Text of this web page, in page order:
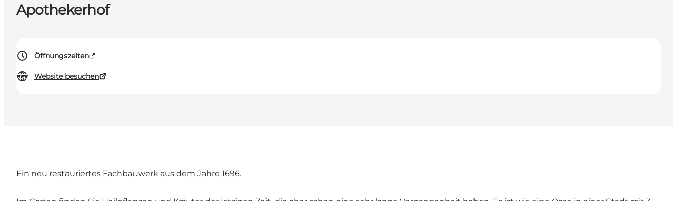
Apothekerhof
Öffnungszeiten
Website besuchen
Ein neu restauriertes Fachbauwerk aus dem Jahre 1696.